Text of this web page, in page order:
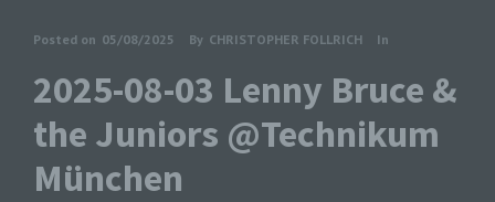
Posted on 05/08/2025 By CHRISTOPHER FOLLRICH In
2025-08-03 Lenny Bruce &
the Juniors @Technikum
München